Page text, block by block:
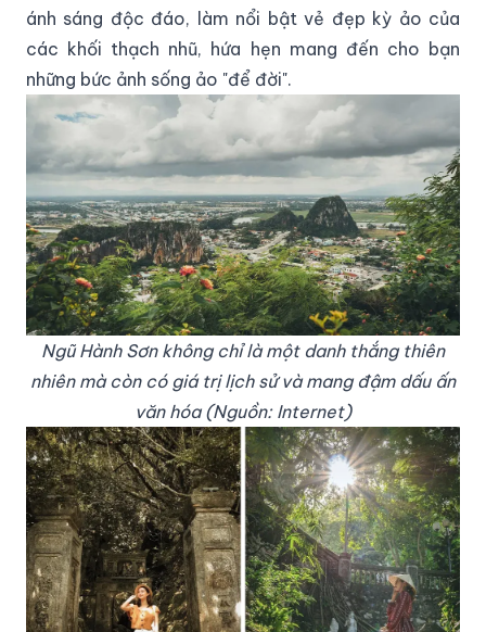
ánh sáng độc đáo, làm nổi bật vẻ đẹp kỳ ảo của
các khối thạch nhũ, hứa hẹn mang đến cho bạn
những bức ảnh sống ảo "để đời".
Ngũ Hành Sơn không chỉ là một danh thắng thiên
nhiên mà còn có giá trị lịch sử và mang đậm dấu ấn
văn hóa (Nguồn: Internet)